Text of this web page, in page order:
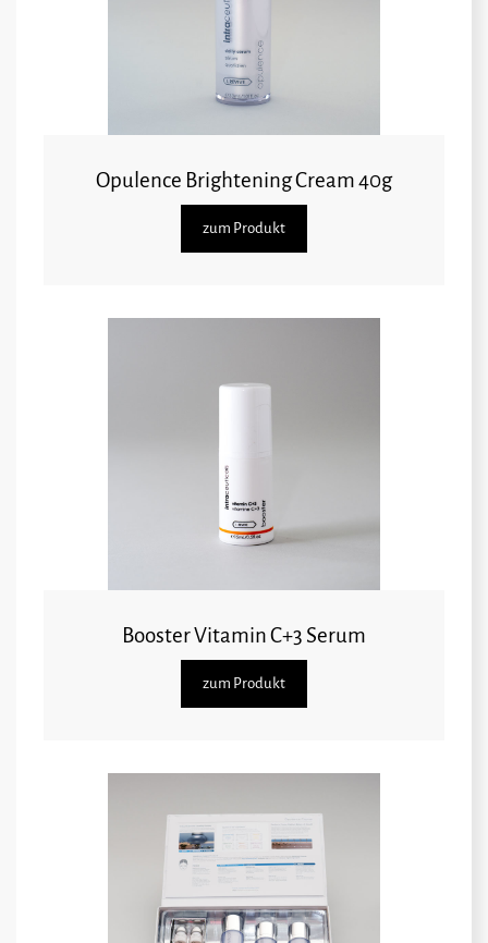
Opulence Brightening Cream 40g
zum Produkt
Booster Vitamin C+3 Serum
zum Produkt